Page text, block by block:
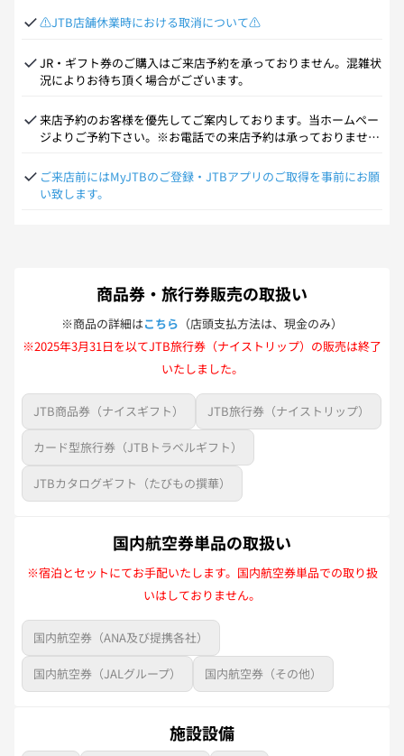
⚠JTB店舗休業時における取消について⚠
JR・ギフト券のご購入はご来店予約を承っておりません。混雑状
況によりお待ち頂く場合がございます。
来店予約のお客様を優先してご案内しております。当ホームペー
ジよりご予約下さい。※お電話での来店予約は承っておりませ
ご来店前にはMyJTBのご登録・JTBアプリのご取得を事前にお願
い致します。
商品券・旅行券販売の取扱い
※商品の詳細はこちら （店頭支払方法は、現金のみ）
※2025年3月31日を以てJTB旅行券（ナイストリップ）の販売は終了
いたしました。
JTB商品券（ナイスギフト） JTB旅行券（ナイストリップ）
カード型旅行券（JTBトラベルギフト）
JTBカタログギフト（たびもの撰華）
国内航空券単品の取扱い
※宿泊とセットにてお手配いたします。国内航空券単品での取り扱
いはしておりません。
国内航空券（ANA及び提携各社）
国内航空券（JALグループ） 国内航空券（その他）
施設設備